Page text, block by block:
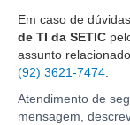
Comitê
Comitê
Comitê do
Em caso de
de TI da SETIC
assunto
(92) 3621-7474.
Atendimento de
mensagem,